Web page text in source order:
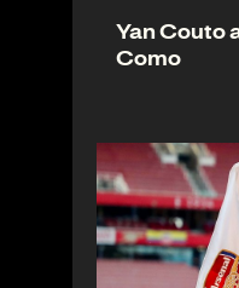
Yan Couto
Como